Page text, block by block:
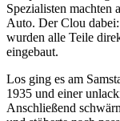
Spezialisten machten
Auto. Der Clou
wurden alle Teile
eingebaut.
Los ging es am
1935 und einer
Anschließend